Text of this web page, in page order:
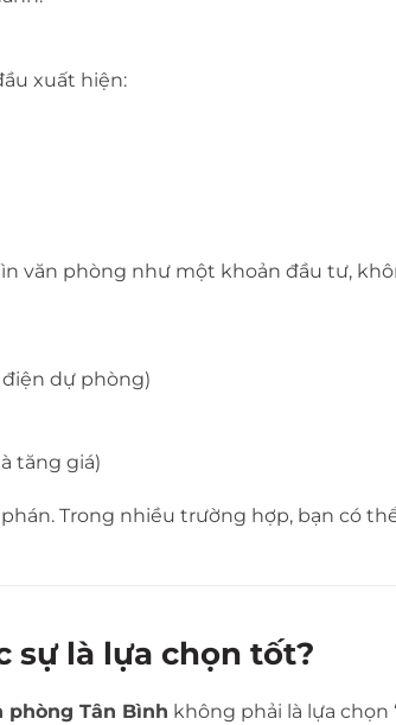
xuất hiện:
văn phòng như một khoản đầu tư,
dự phòng)
tăng giá)
Trong nhiều trường hợp, bạn có
sự là lựa chọn tốt?
phòng Tân Bình không phải là lựa chọn